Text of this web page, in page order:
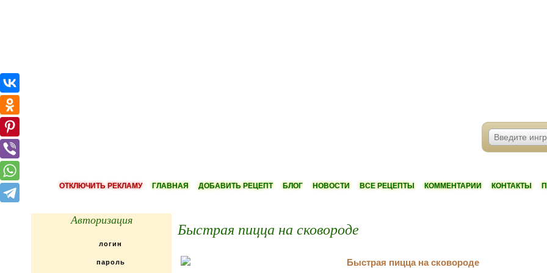
ОТКЛЮЧИТЬ РЕКЛАМУ ГЛАВНАЯ ДОБАВИТЬ РЕЦЕПТ БЛОГ НОВОСТИ ВСЕ РЕЦЕПТЫ КОММЕНТАРИИ КОНТАКТЫ
Авторизация Быстрая пицца на сковороде